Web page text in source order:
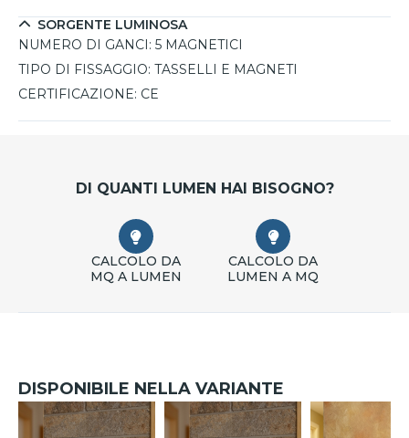
SORGENTE LUMINOSA
NUMERO DI GANCI: 5 MAGNETICI
TIPO DI FISSAGGIO: TASSELLI E MAGNETI
CERTIFICAZIONE: CE
DI QUANTI LUMEN HAI BISOGNO?
CALCOLO DA
MQ A LUMEN
CALCOLO DA
LUMEN A MQ
DISPONIBILE NELLA VARIANTE